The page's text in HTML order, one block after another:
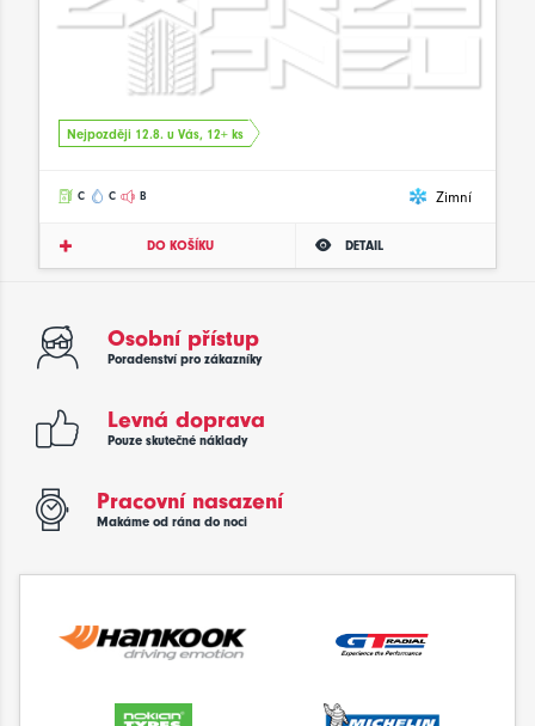
Nejpozději 12.8. u Vás, 12+ ks
C C B Zimní
DO KOŠÍKU DETAIL
Osobní přístup
Poradenství pro zákazníky
Levná doprava
Pouze skutečné náklady
Pracovní nasazení
Makáme od rána do noci